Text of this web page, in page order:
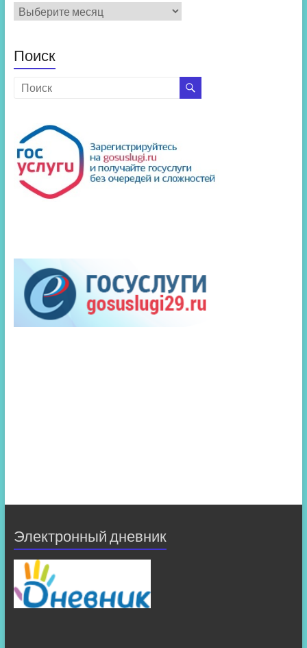
Архив
новостей
Поиск
Электронный дневник